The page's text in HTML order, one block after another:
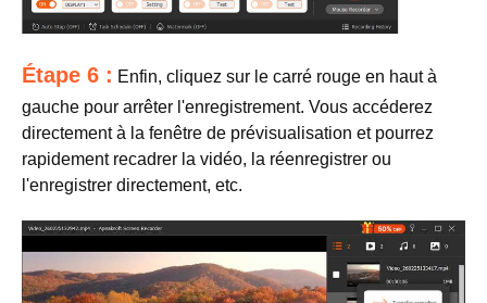
Étape 6 : Enfin, cliquez sur le carré rouge en haut à
gauche pour arrêter l'enregistrement. Vous accéderez
directement à la fenêtre de prévisualisation et pourrez
rapidement recadrer la vidéo, la réenregistrer ou
l'enregistrer directement, etc.